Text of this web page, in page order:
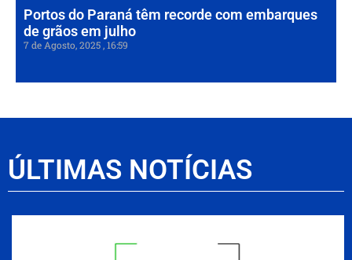
Portos do Paraná têm recorde com embarques
de grãos em julho
7 de Agosto, 2025 16:59
ÚLTIMAS NOTÍCIAS